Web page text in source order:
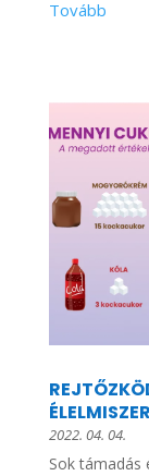
2022. 04. 04.
Sok támadás